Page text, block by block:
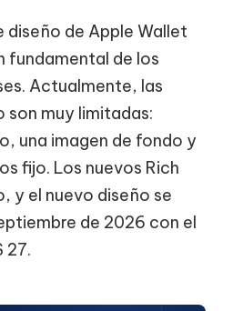
diseño de Apple Wallet
fundamental de los
Actualmente, las
son muy limitadas:
una imagen de fondo y
fijo. Los nuevos Rich
y el nuevo diseño se
de 2026 con el
27.